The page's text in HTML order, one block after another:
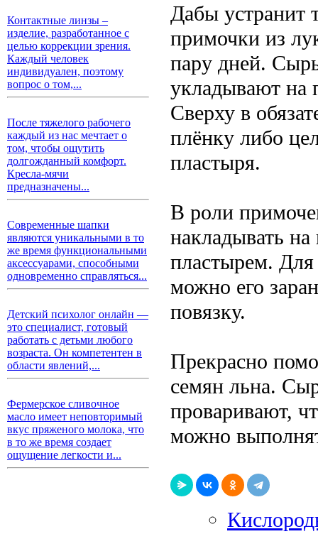
Контактные линзы –
изделие, разработанное с
целью коррекции зрения.
Каждый человек
индивидуален, поэтому
вопрос о том,...
После тяжелого рабочего
каждый из нас мечтает о
том, чтобы ощутить
долгожданный комфорт.
Кресла-мячи
предназначены...
Современные шапки
являются уникальными в то
же время функциональными
аксессуарами, способными
одновременно справляться...
Детский психолог онлайн —
это специалист, готовый
работать с детьми любого
возраста. Он компетентен в
области явлений,...
Фермерское сливочное
масло имеет неповторимый
вкус пряженого молока, что
в то же время создает
ощущение легкости и...
Дабы устранит
примочки из
пару дней.
укладывают на
Сверху в
плёнку либо
пластыря.
В роли
накладывать
пластырем. Для
можно его
повязку.
Прекрасно
семян льна.
проваривают,
можно